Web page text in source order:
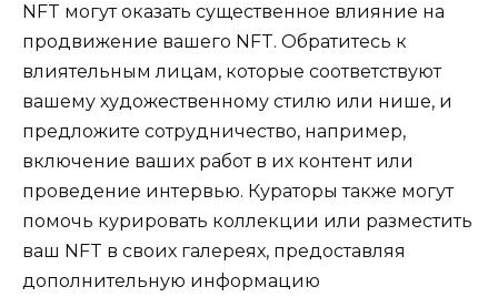
NFT могут оказать существенное влияние на
продвижение вашего NFT. Обратитесь к
влиятельным лицам, которые соответствуют
вашему художественному стилю или нише, и
предложите сотрудничество, например,
включение ваших работ в их контент или
проведение интервью. Кураторы также могут
помочь курировать коллекции или разместить
ваш NFT в своих галереях, предоставляя
дополнительную информацию